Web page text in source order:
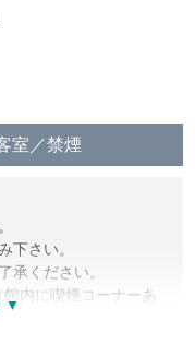
室／禁煙
下さい。
承ください。
内に喫煙コーナーあ